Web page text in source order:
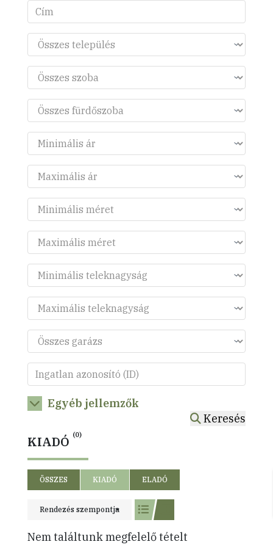
Egyéb jellemzők
Keresés
KIADÓ (0)
ÖSSZES KIADÓ ELADÓ
Rendezés szempontja
Nem találtunk megfelelő tételt